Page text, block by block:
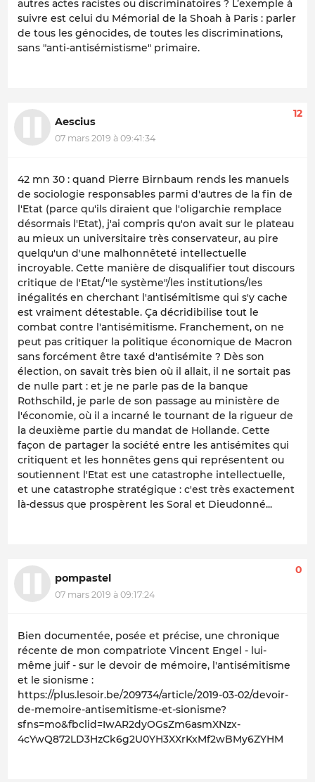
autres actes racistes ou discriminatoires ? L’exemple à
suivre est celui du Mémorial de la Shoah à Paris : parler
de tous les génocides, de toutes les discriminations,
sans "anti-antisémistisme" primaire.
Aescius
07 mars 2019 à 09:41:34
12
42 mn 30 : quand Pierre Birnbaum rends les manuels
de sociologie responsables parmi d'autres de la fin de
l'Etat (parce qu'ils diraient que l'oligarchie remplace
désormais l'Etat), j'ai compris qu'on avait sur le plateau
au mieux un universitaire très conservateur, au pire
quelqu'un d'une malhonnêteté intellectuelle
incroyable. Cette manière de disqualifier tout discours
critique de l'Etat/"le système"/les institutions/les
inégalités en cherchant l'antisémitisme qui s'y cache
est vraiment détestable. Ça décridibilise tout le
combat contre l'antisémitisme. Franchement, on ne
peut pas critiquer la politique économique de Macron
sans forcément être taxé d'antisémite ? Dès son
élection, on savait très bien où il allait, il ne sortait pas
de nulle part : et je ne parle pas de la banque
Rothschild, je parle de son passage au ministère de
l'économie, où il a incarné le tournant de la rigueur de
la deuxième partie du mandat de Hollande. Cette
façon de partager la société entre les antisémites qui
critiquent et les honnêtes gens qui représentent ou
soutiennent l'Etat est une catastrophe intellectuelle,
et une catastrophe stratégique : c'est très exactement
là-dessus que prospèrent les Soral et Dieudonné...
pompastel
07 mars 2019 à 09:17:24
0
Bien documentée, posée et précise, une chronique
récente de mon compatriote Vincent Engel - lui-
même juif - sur le devoir de mémoire, l'antisémitisme
et le sionisme :
https://plus.lesoir.be/209734/article/2019-03-02/devoir-
de-memoire-antisemitisme-et-sionisme?
sfns=mo&fbclid=IwAR2dyOGsZm6asmXNzx-
4cYwQ872LD3HzCk6g2U0YH3XXrKxMf2wBMy6ZYHM